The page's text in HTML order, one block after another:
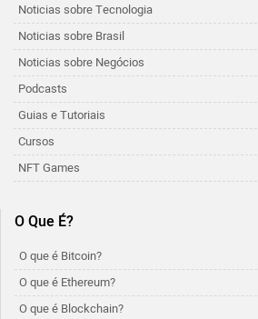
Noticias sobre Tecnologia
Noticias sobre Brasil
Noticias sobre Negócios
Podcasts
Guias e Tutoriais
Cursos
NFT Games
O Que É?
O que é Bitcoin?
O que é Ethereum?
O que é Blockchain?